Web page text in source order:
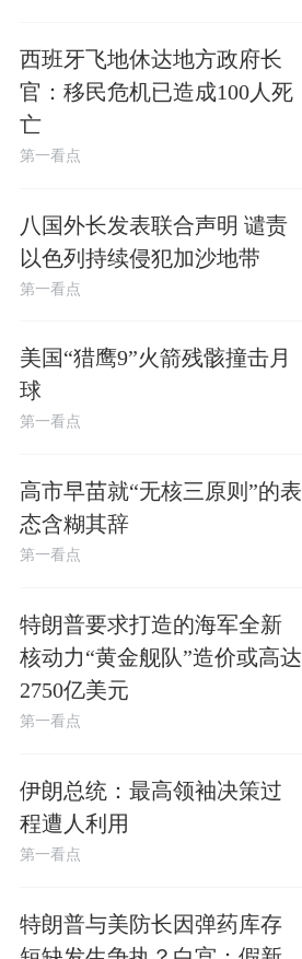
西班牙飞地休达地方政府长
官：移民危机已造成100人死
亡
第一看点
八国外长发表联合声明 谴责
以色列持续侵犯加沙地带
第一看点
美国“猎鹰9”火箭残骸撞击月
球
第一看点
高市早苗就“无核三原则”的表
态含糊其辞
第一看点
特朗普要求打造的海军全新
核动力“黄金舰队”造价或高达
2750亿美元
第一看点
伊朗总统：最高领袖决策过
程遭人利用
第一看点
特朗普与美防长因弹药库存